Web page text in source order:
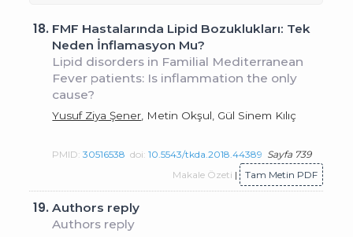
18. FMF Hastalarında Lipid Bozuklukları: Tek
Neden İnflamasyon Mu?
Lipid disorders in Familial Mediterranean
Fever patients: Is inflammation the only
cause?
Yusuf Ziya Şener , Metin Okşul, Gül Sinem Kılıç
PMID:30516538 doi:10.5543/tkda.2018.44389 Sayfa 739
Makale Özeti | Tam Metin PDF
19.Authors reply
Authors reply